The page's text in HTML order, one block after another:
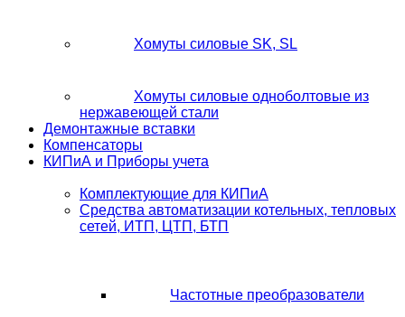
Хомуты силовые SK, SL
Хомуты силовые одноболтовые из
нержавеющей стали
Демонтажные вставки
Компенсаторы
КИПиА и Приборы учета
Комплектующие для КИПиА
Средства автоматизации котельных, тепловых
сетей, ИТП, ЦТП, БТП
Частотные преобразователи